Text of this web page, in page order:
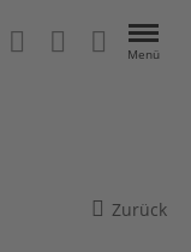
Menü
Zurück